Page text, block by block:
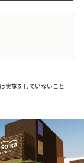
実施をしていないこと